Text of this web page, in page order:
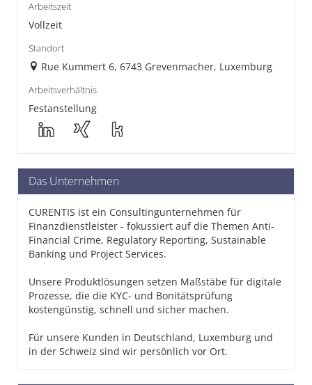
Arbeitszeit
Vollzeit
Standort
Rue Kummert 6, 6743 Grevenmacher, Luxemburg
Arbeitsverhältnis
Festanstellung
Das Unternehmen
CURENTIS ist ein Consultingunternehmen für
Finanzdienstleister - fokussiert auf die Themen Anti-
Financial Crime, Regulatory Reporting, Sustainable
Banking und Project Services.
Unsere Produktlösungen setzen Maßstäbe für digitale
Prozesse, die die KYC- und Bonitätsprüfung
kostengünstig, schnell und sicher machen.
Für unsere Kunden in Deutschland, Luxemburg und
in der Schweiz sind wir persönlich vor Ort.